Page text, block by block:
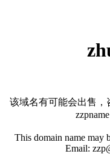
该域名有可能会出售，
This domain name may
Email: